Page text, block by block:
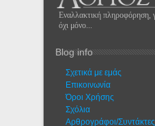
Εναλλακτική πληροφόρηση,
όχι μόνο...
Blog info
Σχετικά με εμάς
Eπικοινωνία
Όροι Χρήσης
Σχόλια
Αρθρογράφοι/Συντάκτες